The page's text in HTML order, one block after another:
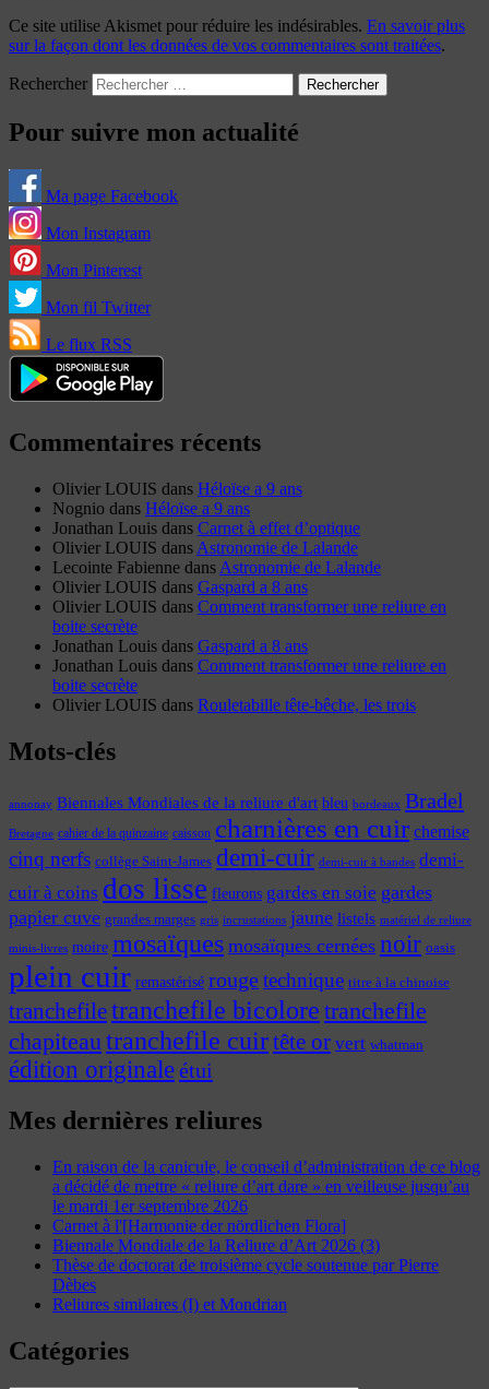
Ce site utilise Akismet pour réduire les indésirables. En savoir plus
sur la façon dont les données de vos commentaires sont traitées.
Rechercher
Pour suivre mon actualité
Ma page Facebook
Mon Instagram
Mon Pinterest
Mon fil Twitter
Le flux RSS
Commentaires récents
Olivier LOUIS dans Héloïse a 9 ans
Nognio dans Héloïse a 9 ans
Jonathan Louis dans Carnet à effet d’optique
Olivier LOUIS dans Astronomie de Lalande
Lecointe Fabienne dans Astronomie de Lalande
Olivier LOUIS dans Gaspard a 8 ans
Olivier LOUIS dans Comment transformer une reliure en
boite secrète
Jonathan Louis dans Gaspard a 8 ans
Jonathan Louis dans Comment transformer une reliure en
boite secrète
Olivier LOUIS dans Rouletabille tête-bêche, les trois
Mots-clés
annonay Biennales Mondiales de la reliure d'art bleu bordeaux Bradel
Bretagne cahier de la quinzaine caisson charnières en cuir chemise
cinq nerfs collège Saint-James demi-cuir demi-cuir à bandes demi-
cuir à coins dos lisse fleurons gardes en soie gardes
papier cuve grandes marges gris incrustations jaune listels matériel de reliure
minis-livres moire mosaïques mosaïques cernées noir oasis
plein cuir remastérisé rougetechnique titre à la chinoise
tranchefiletranchefile bicolore tranchefile
chapiteau tranchefile cuirtête or vert whatman
édition originaleétui
Mes dernières reliures
En raison de la canicule, le conseil d’administration de ce blog
a décidé de mettre « reliure d’art dare » en veilleuse jusqu’au
le mardi 1er septembre 2026
Carnet à l'[Harmonie der nördlichen Flora]
Biennale Mondiale de la Reliure d’Art 2026 (3)
Thèse de doctorat de troisième cycle soutenue par Pierre
Dèbes
Reliures similaires (I) et Mondrian
Catégories